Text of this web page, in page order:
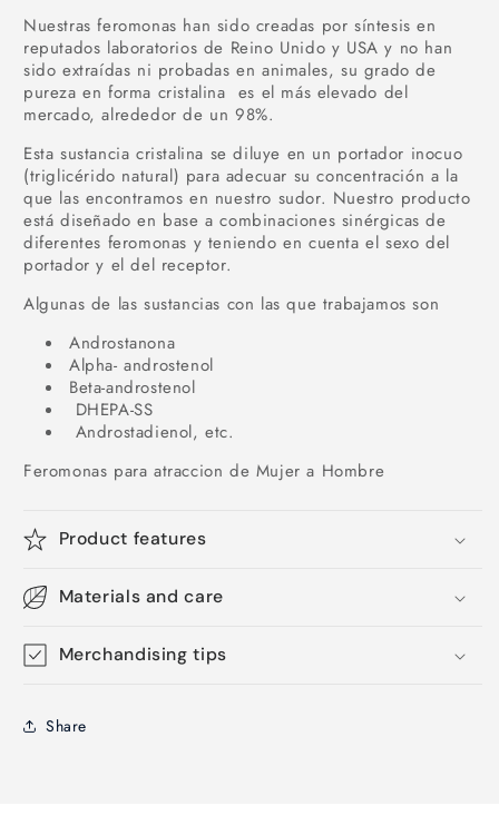
Nuestras feromonas han sido creadas por síntesis en
reputados laboratorios de Reino Unido y USA y no han
sido extraídas ni probadas en animales, su grado de
pureza en forma cristalina es el más elevado del
mercado, alrededor de un 98%.
Esta sustancia cristalina se diluye en un portador inocuo
(triglicérido natural) para adecuar su concentración a la
que las encontramos en nuestro sudor. Nuestro producto
está diseñado en base a combinaciones sinérgicas de
diferentes feromonas y teniendo en cuenta el sexo del
portador y el del receptor.
Algunas de las sustancias con las que trabajamos son
Androstanona
Alpha- androstenol
Beta-androstenol
DHEPA-SS
Androstadienol, etc.
Feromonas para atraccion de Mujer a Hombre
Product features
Materials and care
Merchandising tips
Share